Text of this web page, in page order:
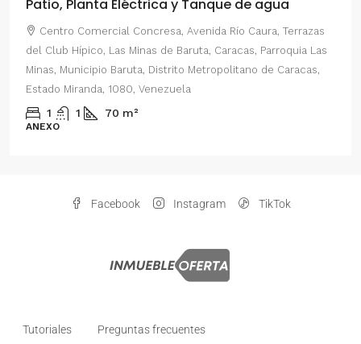
y Tanque de agua
Avenida Río Caura, Terrazas
de Baruta, Caracas, Parroquia Las
Metropolitano de Caracas,
2 Habitaciones
Centro Comercial
del Este, Prados del Este,
Parroquia Nuestra Señora
Facebook Instagram TikTok
Tutoriales Preguntas frecuentes